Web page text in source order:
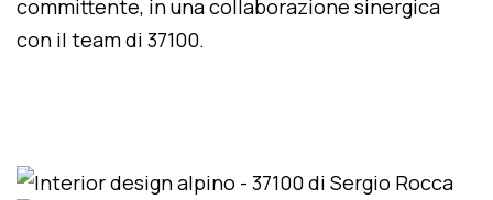
committente, in una collaborazione sinergica
con il team di 37100.